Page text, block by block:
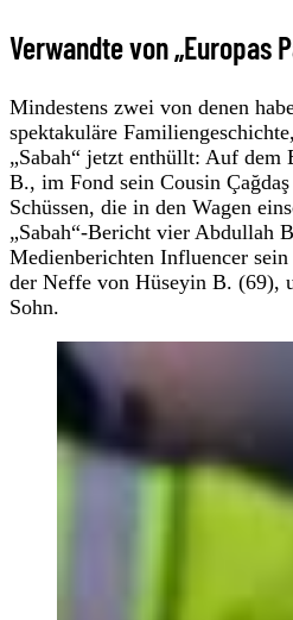
Verwandte von „Europas
Mindestens zwei von denen
spektakuläre
„Sabah“ jetzt enthüllt: Auf dem
B., im Fond sein Cousin
Schüssen, die in den Wagen
„Sabah“-Bericht vier Abdullah
Medienberichten Influencer
der Neffe von Hüseyin B. (69),
Sohn.